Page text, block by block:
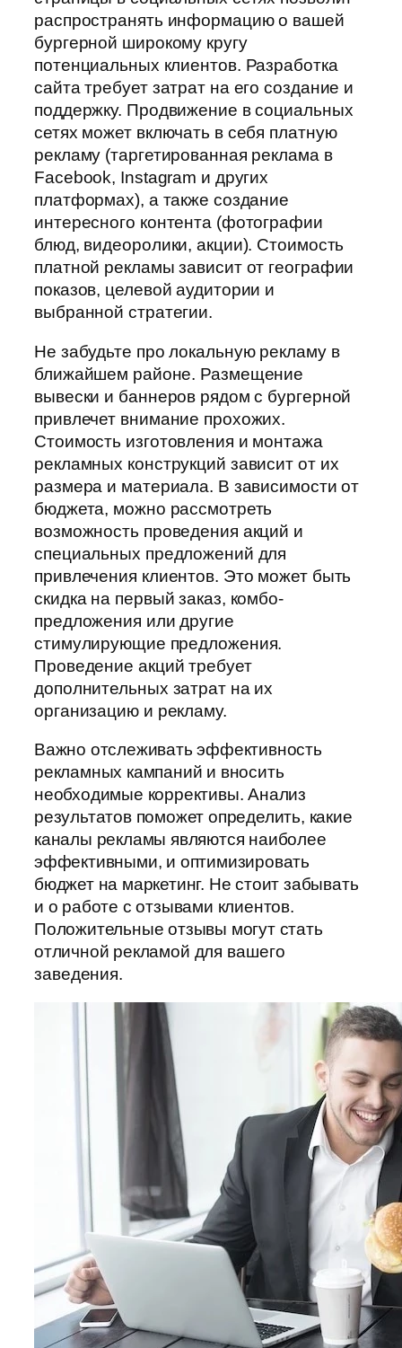
распространять информацию о вашей
бургерной широкому кругу
потенциальных клиентов. Разработка
сайта требует затрат на его создание и
поддержку. Продвижение в социальных
сетях может включать в себя платную
рекламу (таргетированная реклама в
Facebook, Instagram и других
платформах), а также создание
интересного контента (фотографии
блюд, видеоролики, акции). Стоимость
платной рекламы зависит от географии
показов, целевой аудитории и
выбранной стратегии.
Не забудьте про локальную рекламу в
ближайшем районе. Размещение
вывески и баннеров рядом с бургерной
привлечет внимание прохожих.
Стоимость изготовления и монтажа
рекламных конструкций зависит от их
размера и материала. В зависимости от
бюджета, можно рассмотреть
возможность проведения акций и
специальных предложений для
привлечения клиентов. Это может быть
скидка на первый заказ, комбо-
предложения или другие
стимулирующие предложения.
Проведение акций требует
дополнительных затрат на их
организацию и рекламу.
Важно отслеживать эффективность
рекламных кампаний и вносить
необходимые коррективы. Анализ
результатов поможет определить, какие
каналы рекламы являются наиболее
эффективными, и оптимизировать
бюджет на маркетинг. Не стоит забывать
и о работе с отзывами клиентов.
Положительные отзывы могут стать
отличной рекламой для вашего
заведения.